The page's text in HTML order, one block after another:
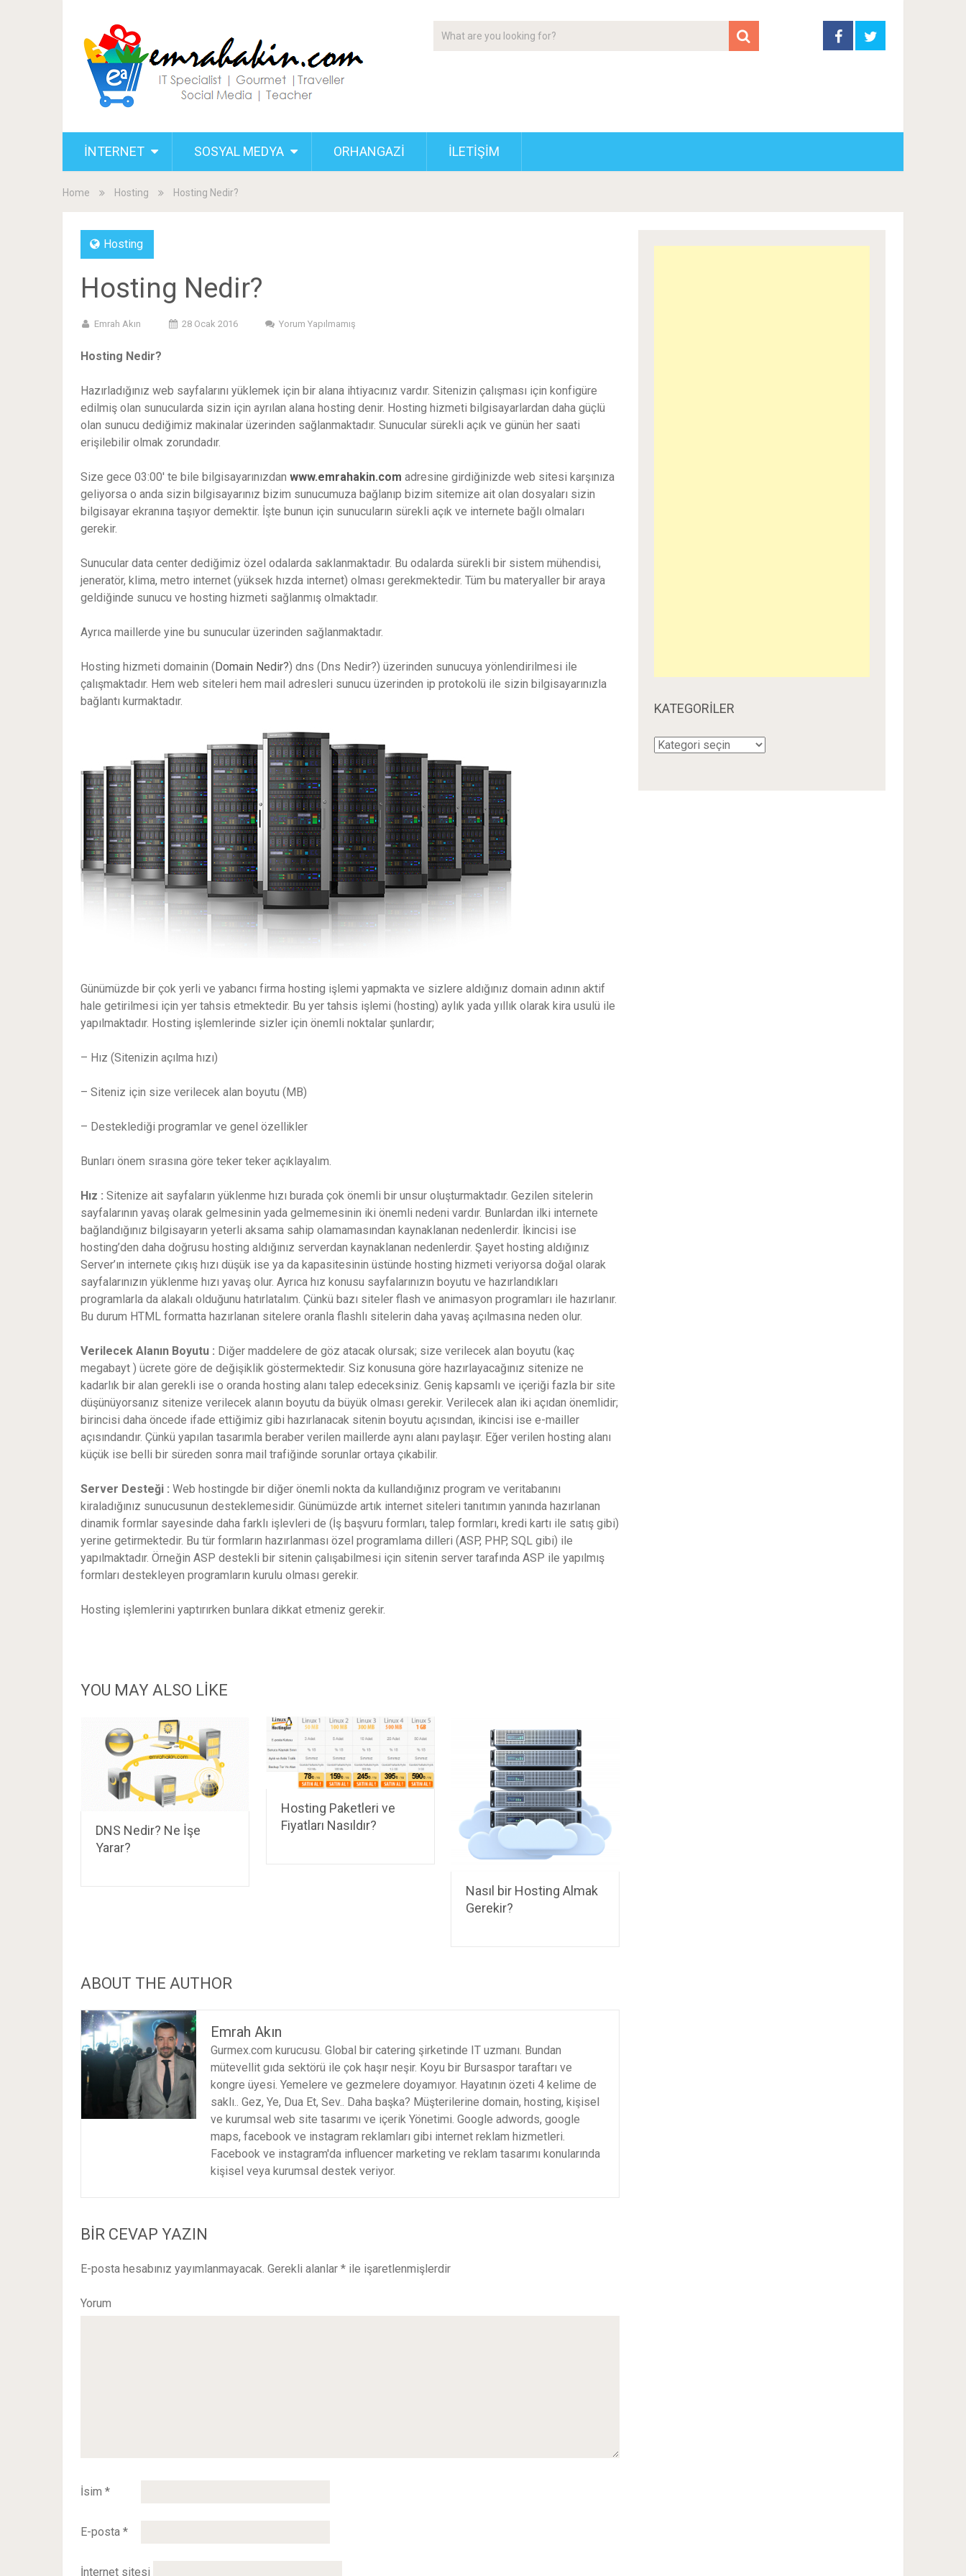
İNTERNET SOSYAL MEDYA ORHANGAZI İLETIŞIM
Home Hosting Hosting Nedir?
Hosting
Hosting Nedir?
Emrah Akın 28 Ocak 2016 Yorum Yapılmamış
Hosting Nedir?
Hazırladığınız web sayfalarını yüklemek için bir alana ihtiyacınız vardır. Sitenizin çalışması için konfigüre
edilmiş olan sunucularda sizin için ayrılan alana hosting denir. Hosting hizmeti bilgisayarlardan daha güçlü
olan sunucu dediğimiz makinalar üzerinden sağlanmaktadır. Sunucular sürekli açık ve günün her saati
erişilebilir olmak zorundadır.
Size gece 03:00′ te bile bilgisayarınızdan www.emrahakin.com adresine girdiğinizde web sitesi karşınıza
geliyorsa o anda sizin bilgisayarınız bizim sunucumuza bağlanıp bizim sitemize ait olan dosyaları sizin
bilgisayar ekranına taşıyor demektir. İşte bunun için sunucuların sürekli açık ve internete bağlı olmaları
gerekir.
Sunucular data center dediğimiz özel odalarda saklanmaktadır. Bu odalarda sürekli bir sistem mühendisi,
jeneratör, klima, metro internet (yüksek hızda internet) olması gerekmektedir. Tüm bu materyaller bir araya
geldiğinde sunucu ve hosting hizmeti sağlanmış olmaktadır.
Ayrıca maillerde yine bu sunucular üzerinden sağlanmaktadır.
Hosting hizmeti domainin (Domain Nedir?) dns (Dns Nedir?) üzerinden sunucuya yönlendirilmesi ile
çalışmaktadır. Hem web siteleri hem mail adresleri sunucu üzerinden ip protokolü ile sizin bilgisayarınızla
bağlantı kurmaktadır.
Günümüzde bir çok yerli ve yabancı firma hosting işlemi yapmakta ve sizlere aldığınız domain adının aktif
hale getirilmesi için yer tahsis etmektedir. Bu yer tahsis işlemi (hosting) aylık yada yıllık olarak kira usulü ile
yapılmaktadır. Hosting işlemlerinde sizler için önemli noktalar şunlardır;
– Hız (Sitenizin açılma hızı)
– Siteniz için size verilecek alan boyutu (MB)
– Desteklediği programlar ve genel özellikler
Bunları önem sırasına göre teker teker açıklayalım.
Hız : Sitenize ait sayfaların yüklenme hızı burada çok önemli bir unsur oluşturmaktadır. Gezilen sitelerin
sayfalarının yavaş olarak gelmesinin yada gelmemesinin iki önemli nedeni vardır. Bunlardan ilki internete
bağlandığınız bilgisayarın yeterli aksama sahip olamamasından kaynaklanan nedenlerdir. İkincisi ise
hosting’den daha doğrusu hosting aldığınız serverdan kaynaklanan nedenlerdir. Şayet hosting aldığınız
Server’ın internete çıkış hızı düşük ise ya da kapasitesinin üstünde hosting hizmeti veriyorsa doğal olarak
sayfalarınızın yüklenme hızı yavaş olur. Ayrıca hız konusu sayfalarınızın boyutu ve hazırlandıkları
programlarla da alakalı olduğunu hatırlatalım. Çünkü bazı siteler flash ve animasyon programları ile hazırlanır.
Bu durum HTML formatta hazırlanan sitelere oranla flashlı sitelerin daha yavaş açılmasına neden olur.
Verilecek Alanın Boyutu : Diğer maddelere de göz atacak olursak; size verilecek alan boyutu (kaç
megabayt ) ücrete göre de değişiklik göstermektedir. Siz konusuna göre hazırlayacağınız sitenize ne
kadarlık bir alan gerekli ise o oranda hosting alanı talep edeceksiniz. Geniş kapsamlı ve içeriği fazla bir site
düşünüyorsanız sitenize verilecek alanın boyutu da büyük olması gerekir. Verilecek alan iki açıdan önemlidir;
birincisi daha öncede ifade ettiğimiz gibi hazırlanacak sitenin boyutu açısından, ikincisi ise e-mailler
açısındandır. Çünkü yapılan tasarımla beraber verilen maillerde aynı alanı paylaşır. Eğer verilen hosting alanı
küçük ise belli bir süreden sonra mail trafiğinde sorunlar ortaya çıkabilir.
Server Desteği : Web hostingde bir diğer önemli nokta da kullandığınız program ve veritabanını
kiraladığınız sunucusunun desteklemesidir. Günümüzde artık internet siteleri tanıtımın yanında hazırlanan
dinamik formlar sayesinde daha farklı işlevleri de (İş başvuru formları, talep formları, kredi kartı ile satış gibi)
yerine getirmektedir. Bu tür formların hazırlanması özel programlama dilleri (ASP, PHP, SQL gibi) ile
yapılmaktadır. Örneğin ASP destekli bir sitenin çalışabilmesi için sitenin server tarafında ASP ile yapılmış
formları destekleyen programların kurulu olması gerekir.
Hosting işlemlerini yaptırırken bunlara dikkat etmeniz gerekir.
YOU MAY ALSO LIKE
DNS Nedir? Ne İşe
Yarar?
Hosting Paketleri ve
Fiyatları Nasıldır?
Nasıl bir Hosting Almak
Gerekir?
ABOUT THE AUTHOR
Emrah Akın
Gurmex.com kurucusu. Global bir catering şirketinde IT uzmanı. Bundan
mütevellit gıda sektörü ile çok haşır neşir. Koyu bir Bursaspor taraftarı ve
kongre üyesi. Yemelere ve gezmelere doyamıyor. Hayatının özeti 4 kelime de
saklı.. Gez, Ye, Dua Et, Sev.. Daha başka? Müşterilerine domain, hosting, kişisel
ve kurumsal web site tasarımı ve içerik Yönetimi. Google adwords, google
maps, facebook ve instagram reklamları gibi internet reklam hizmetleri.
Facebook ve instagram'da influencer marketing ve reklam tasarımı konularında
kişisel veya kurumsal destek veriyor.
BIR CEVAP YAZIN
E-posta hesabınız yayımlanmayacak. Gerekli alanlar * ile işaretlenmişlerdir
Yorum
İsim *
E-posta *
İnternet sitesi
KATEGORILER
Kategoriler